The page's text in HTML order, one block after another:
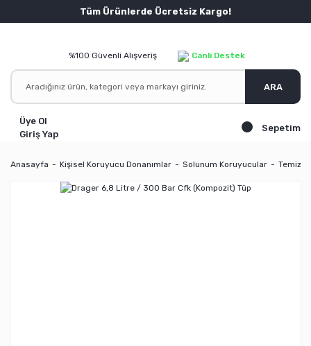
Tüm Ürünlerde Ücretsiz Kargo!
%100 Güvenli Alışveriş Canlı Destek
ARA
Üye Ol
Giriş Yap
Sepetim
Anasayfa Kişisel Koruyucu Donanımlar Solunum Koruyucular Temiz